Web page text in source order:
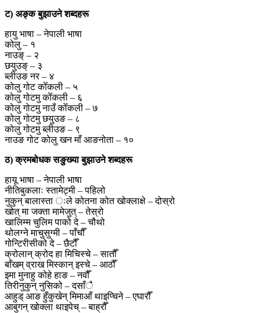
ट) अङ्क बुझाउने शब्दहरू
हायु भाषा – नेपाली भाषा
कोलु – १
नाउङ् – २
छयुउङ् – ३
ब्लीउङ नर – ४
कोलु गोट कोँकली – ५
कोलु गोटमु कोँकली – ६
कोलु गोटमु नाउँ कोँकली – ७
कोलु गोटमु छयुउङ – ८
कोलु गोटमु ब्लीउङ – ९
नाउङ गोट कोलु खन माँ आङनोता – १०
ठ) क्रमबोधक सङुख्या बुझाउने शब्दहरू
हायू भाषा – नेपाली भाषा
नीतिबुकलाः स्तामेट्मी – पहिलो
नुकुन् बालास्ता ःले कोतना कोत खोक्लाक्षे – दोस्रो
खोत् मा जक्ता मामेजुत् – तेस्रो
खालिम्म चुलिम पाको दे – चौथो
थोलग्ने माचुसुग्मी – पाँचौँ
गोन्टिरीसीको दे – छैटौँ
क्रोलान् क्रोद हा मिचिस्चे – सातौँ
बाँखम् व्राख मिस्कान् इस्चे – आठौँ
इमा मुनाहु कोहे हाङ – नवौँ
तिरीनुकुन् नुसिको – दसाँै
आहुड् आङ हुँकुखेन् मिमाआँ थाइप्चिने – एघारौँ
आबुगन् खोक्ला थाइपेच् – बाह्रौँ